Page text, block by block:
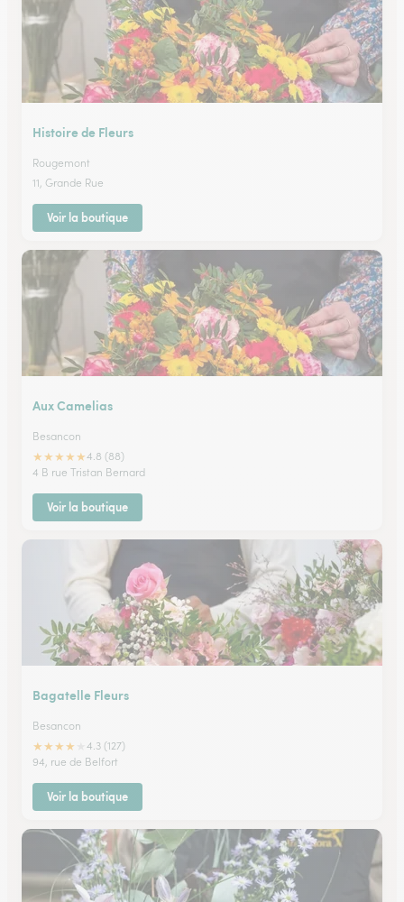
Histoire de Fleurs
Rougemont
11, Grande Rue
Voir la boutique
Aux Camelias
Besancon
★★★★★4.8 (88)
4 B rue Tristan Bernard
Voir la boutique
Bagatelle Fleurs
Besancon
★★★★
4.3 (127)
94, rue de Belfort
Voir la boutique